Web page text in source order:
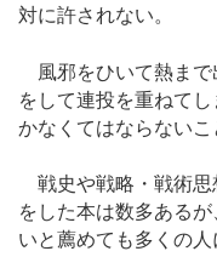
対に許されない。
風邪をひいて熱まで
をして連投を重ねて
かなくてはならないこ
戦史や戦略・戦術思
をした本は数多ある
いと薦めても多くの人